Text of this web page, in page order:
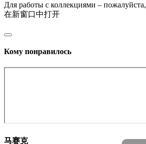
Для работы с коллекциями – пожалуйста,
在新窗口中打开
Кому понравилось
马赛克